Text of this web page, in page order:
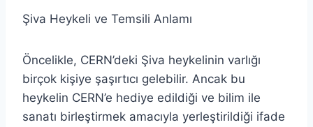
Şiva Heykeli ve Temsili Anlamı
Öncelikle, CERN’deki Şiva heykelinin varlığı
birçok kişiye şaşırtıcı gelebilir. Ancak bu
heykelin CERN’e hediye edildiği ve bilim ile
sanatı birleştirmek amacıyla yerleştirildiği ifade